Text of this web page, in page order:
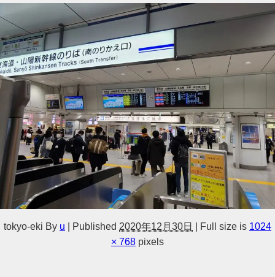
tokyo-eki By u Published 2020年12月30日 Full size is 1024
× 768 pixels